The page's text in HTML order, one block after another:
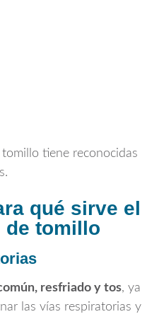
tomillo tiene reconocidas
qué sirve el
de tomillo
resfriado y tos, ya
las vías respiratorias y